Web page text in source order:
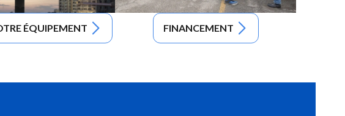
ÉQUIPEMENT FINANCEMENT